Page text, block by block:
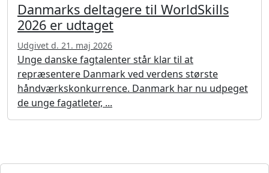
Danmarks deltagere til WorldSkills
2026 er udtaget
Udgivet d. 21. maj 2026
Unge danske fagtalenter står klar til at
repræsentere Danmark ved verdens største
håndværkskonkurrence. Danmark har nu udpeget
de unge fagatleter, ...